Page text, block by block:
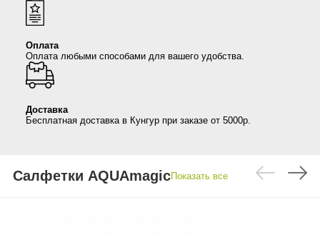
Anny Rey
Intilia
Green Minds
Оплата
Оплата любыми способами для вашего удобства.
Доставка
Бесплатная доставка в Кунгур при заказе от 5000р.
Салфетки AQUAmagicПоказать все